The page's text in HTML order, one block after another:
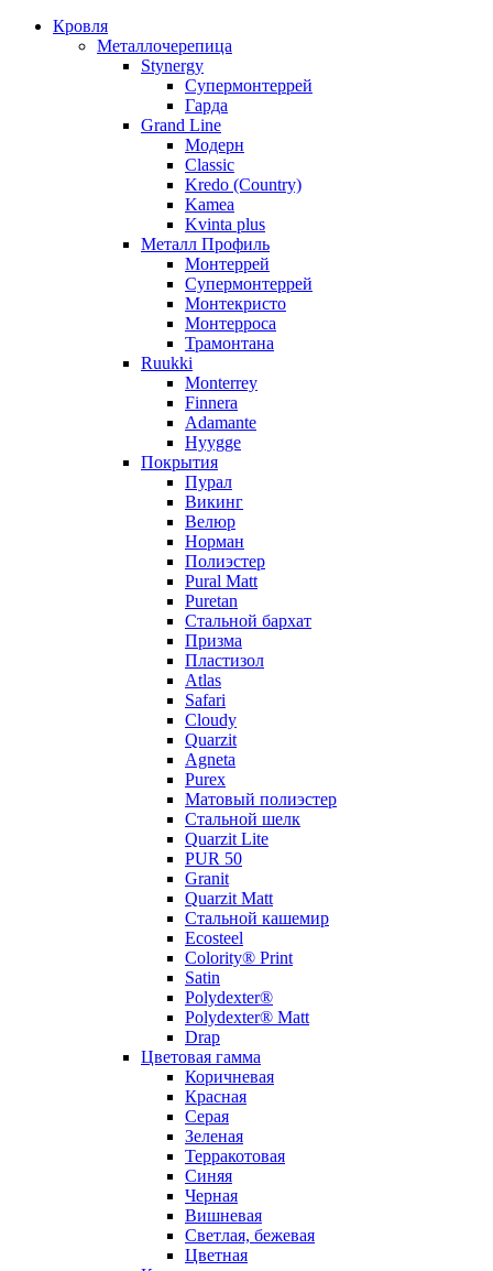
Кровля
Металлочерепица
Stynergy
Супермонтеррей
Гарда
Grand Line
Модерн
Classic
Kredo (Country)
Kamea
Kvinta plus
Металл Профиль
Монтеррей
Супермонтеррей
Монтекристо
Монтерроса
Трамонтана
Ruukki
Monterrey
Finnera
Adamante
Hyygge
Покрытия
Пурал
Викинг
Велюр
Норман
Полиэстер
Pural Matt
Puretan
Стальной бархат
Призма
Пластизол
Atlas
Safari
Cloudy
Quarzit
Agneta
Purex
Матовый полиэстер
Стальной шелк
Quarzit Lite
PUR 50
Granit
Quarzit Matt
Стальной кашемир
Ecosteel
Colority® Print
Satin
Polydexter®
Polydexter® Matt
Drap
Цветовая гамма
Коричневая
Красная
Серая
Зеленая
Терракотовая
Синяя
Черная
Вишневая
Светлая, бежевая
Цветная